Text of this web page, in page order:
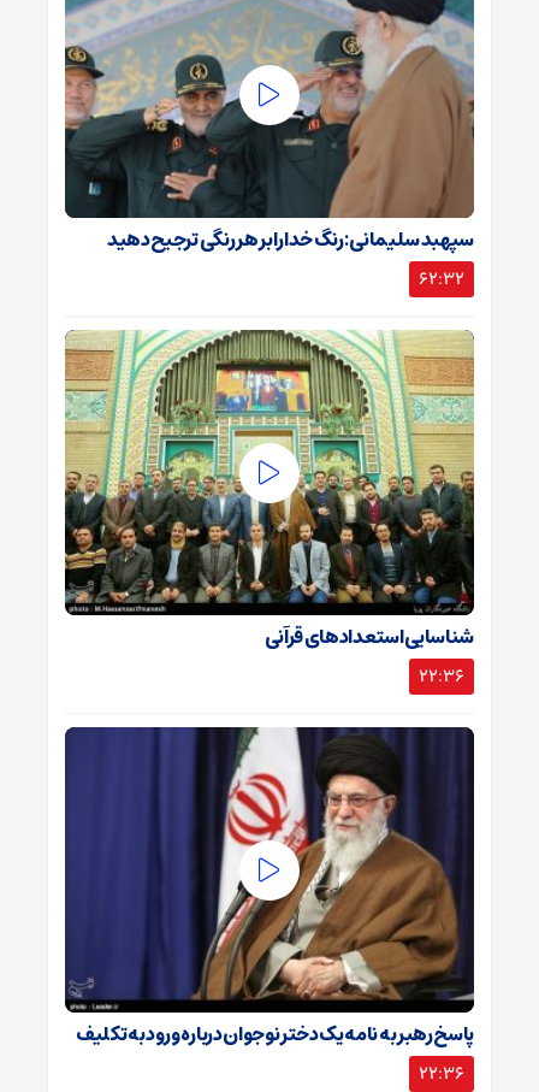
سپهبد سلیمانی: رنگ خدا را بر هر رنگی ترجیح دهید
62:32
شناسایی استعدادهای قرآنی
22:36
پاسخ رهبر به نامه یک دختر نوجوان درباره ورود به تکلیف
22:36